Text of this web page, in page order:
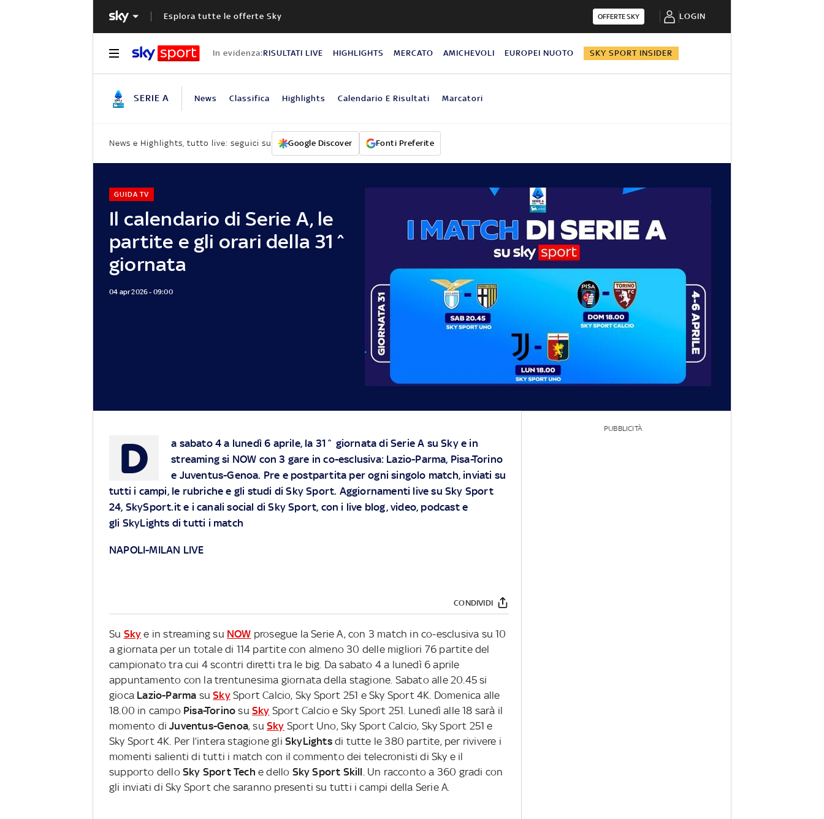
Esplora tutte le offerte Sky OFFERTE SKY LOGIN
In evidenza:RISULTATI LIVE HIGHLIGHTS MERCATO AMICHEVOLI EUROPEI NUOTO SKY SPORT INSIDER
SERIE A News Classifica Highlights Calendario E Risultati Marcatori
News e Highlights, tutto live: seguici su Google Discover Fonti Preferite
Il calendario di Serie A, le
partite e gli orari della 31^
giornata
GUIDA TV
04 apr 2026 - 09:00
D a sabato 4 a lunedì 6 aprile, la 31^ giornata di Serie A suSkye in
streaming si NOW con 3 gare in co-esclusiva: Lazio-Parma, Pisa-Torino
e Juventus-Genoa. Pre e postpartita per ogni singolo match, inviati su
tutti i campi, le rubriche e gli studi di Sky Sport. Aggiornamenti live su Sky Sport
24, SkySport.it e i canali social di Sky Sport, con i live blog, video, podcast e
gli SkyLights di tutti i match
NAPOLI-MILAN LIVE
CONDIVIDI
Su Sky e in streaming su NOW prosegue la Serie A, con 3 match in co-esclusiva su 10
a giornata per un totale di 114 partite con almeno 30 delle migliori 76 partite del
campionato tra cui 4 scontri diretti tra le big. Da sabato 4 a lunedì 6 aprile
appuntamento con la trentunesima giornata della stagione. Sabato alle 20.45 si
gioca Lazio-Parma suSkySport Calcio, Sky Sport 251 e Sky Sport 4K. Domenica alle
18.00 in campo Pisa-Torino suSky Sport Calcio e Sky Sport 251. Lunedì alle 18 sarà il
momento diJuventus-Genoa, suSky Sport Uno, Sky Sport Calcio, Sky Sport 251 e
Sky Sport 4K. Per l’intera stagione gli SkyLightsdi tutte le 380 partite, per rivivere i
momenti salienti di tutti i match con il commento dei telecronisti di Sky e il
supporto dello Sky Sport Tech e dello Sky Sport Skill. Un racconto a 360 gradi con
gli inviati di Sky Sport che saranno presenti su tutti i campi della Serie A.
PUBBLICITÀ